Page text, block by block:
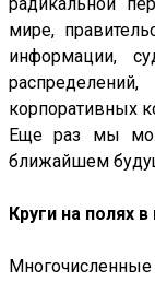
радикальной
мире,
информации,
корпоративных
Еще раз мы
ближайшем
Круги на полях